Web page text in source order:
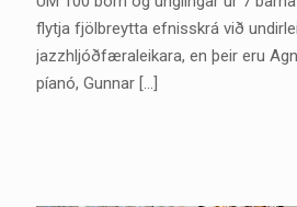
flytja fjölbreytta efnisskrá við
jazzhljóðfæraleikara, en þeir eru
píanó, Gunnar […]